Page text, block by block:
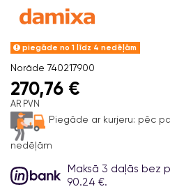
piegāde no 1 līdz 4 nedēļām
Norāde 740217900
270,76 €
AR PVN
Piegāde ar kurjeru: pēc
nedēļām
Maksā 3 daļās bez
90.24 €.